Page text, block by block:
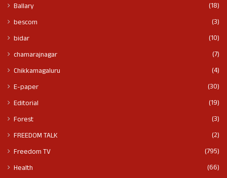
Ballary
(18)
bescom
(3)
bidar
(10)
chamarajnagar
(7)
Chikkamagaluru
(4)
E-paper
(30)
Editorial
(19)
Forest
(3)
FREEDOM TALK
(2)
Freedom TV
(795)
Health
(66)